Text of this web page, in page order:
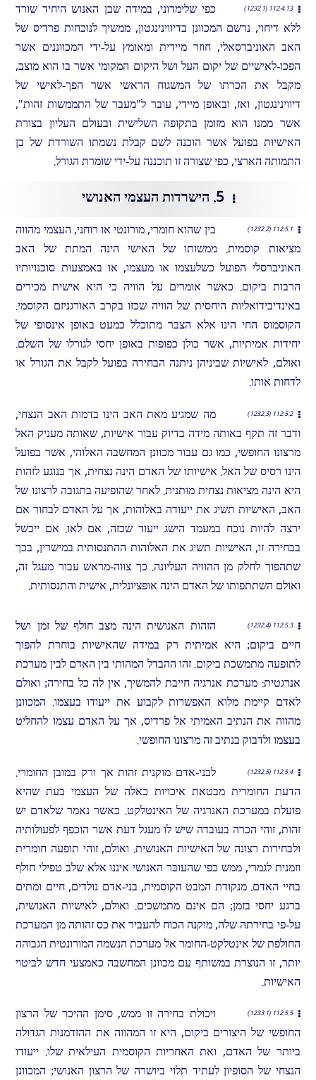
112:4.13 (1232.1)
כפי שלימדוני, במידה שבן האנוש היחיד שורד
ללא דיחוי, נרשם המכוונן בדיווינינגטון, ממשיך לנוכחות פרדיס של
האב האוניברסאלי, חוזר מיידית ומאומץ על-ידי המכווננים אשר
הפכו-לאישיים של יקום העל ושל היקום המקומי אשר בו הוא מוצב,
מקבל את הכרתו של המשגוח הראשי אשר הפך-לאישי של
דיווינינגטון, ואז, ובאופן מיידי, עובר ל"מעבר של התממשות זהות",
אשר ממנו הוא מזומן בתקופה השלישית ובעולם העליון בצורת
האישיוּת בפועל אשר הוכנה לשם קבלת נשמתו השורדת של בן
התמותה הארצי, כפי שצורה זו תוכננה על-ידי שומרת הגורל.
5. הישרדות העצמי האנושי
112:5.1 (1232.2)
בין שהוא חומרי, מורונטי או רוחני, העצמי מהווה
מציאות קוסמית. ממשותו של האישי הינה המתת של האב
האוניברסלי הפועל כשלעצמו או מעצמו, או באמצעות סוכנויותיו
הרבות ביקום. כאשר אומרים על הוויה כי היא אישית מכירים
באינדיבידואליות היחסית של הוויה שכזו בקרב האורגניזם הקוסמי.
הקוסמוס החי הינו אלא הצבר מתוכלל כמעט באופן אינסופי של
יחידות אמיתיות, אשר כולן כפופות באופן יחסי לגורלו של השלם.
ואולם, לאישיוֹת שביניהן ניתנה הבחירה בפועל לקבל את הגורל או
לדחות אותו.
112:5.2 (1232.3)
מה שמגיע מאת האב הינו בדמות האב הנצחי,
ודבר זה תקף באותה מידה בדיוק עבור אישיות, שאותה מעניק האל
מרצונו החופשי, כמו גם עבור מכוונן המחשבה האלוהי, אשר בפועל
הינו רסיס של האל. אישיותו של האדם הינה נצחית, אך בנוגע לזהות
היא הינה מציאות נצחית מותנית. לאחר שהופיעה בתגובה לרצונו של
האב, האישיות תשיג את ייעודה באלוהות, אך על האדם לבחור אם
ירצה להיות נוכח במעמד הישג ייעוד שכזה, אם לאו. אם ייכשל
בבחירה זו, האישיות תשיג את האלוהות ההתנסותית במישרין, בכך
שתהפוך לחלק מן ההוויה העליונה. כך צוּוה-מראש עבור מעגל זה,
ואולם השתתפותו של האדם הינה אופציונלית, אישית והתנסותית.
112:5.3 (1232.4)
הזהות האנושית הינה מצב חולף של זמן ושל
חיים ביקום; היא אמיתית רק במידה שהאישיות בוחרת להפוך
לתופעה מתמשכת ביקום. זהו ההבדל המהותי בין האדם לבין מערכת
אנרגטית: מערכת אנרגיה חייבת להמשיך, אין לה כל בחירה; ואולם
לאדם קיימת מלוא האפשרות לקבוע את ייעודו בעצמו. המכוונן
מהווה את הנתיב האמיתי אל פרדיס, אך על האדם עצמו להחליט
בעצמו ולדבוק בנתיב זה מרצונו החופשי.
112:5.4 (1232.5)
לבני-אדם מוקנית זהות אך ורק במובן החומרי.
הדעת החומרית מבטאת איכויות כאלה של העצמי בעת שהיא
פועלת במערכת האנרגיה של האינטלקט. כאשר נאמר שלאדם יש
זהות, זוהי הכרה בעובדה שיש לו מעגל דעת אשר הוכפף לפעולותיה
ולבחירות רצונה של האישיות האנושית. ואולם, זוהי תופעה חומרית
וזמנית לגמרי, ממש כפי שהעובּר האנושי איננו אלא שלב טפילי חולף
בחיי האדם. מנקודת המבט הקוסמית, בני-אדם נולדים, חיים ומתים
ברגע יחסי בזמן; הם אינם מתמשכים. ואולם, לאישיות האנושית,
על-פי בחירתה שלה, מוקנה הכוח להעביר את כס זהותה מן המערכת
החולפת של אינטלקט-החומר אל מערכת הנשמה המורונטית הגבוהה
יותר, זו הנוצרת במשותף עם מכוונן המחשבה כאמצעי חדש לביטוי
האישיות.
112:5.5 (1233.1)
ויכולת בחירה זו ממש, סימן ההיכר של הרצון
החופשי של היצורים ביקום, היא זו המהווה את ההזדמנות הגדולה
ביותר של האדם, ואת האחריות הקוסמית העילאית שלו. ייעודו
הנצחי של הסוֹפיוֹן לעתיד תלוי ביושרה של הרצון האנושי; המכוונן